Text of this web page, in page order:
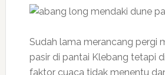
Sudah lama merancang pergi
pasir di pantai Klebang tetapi
faktor cuaca tidak menentu